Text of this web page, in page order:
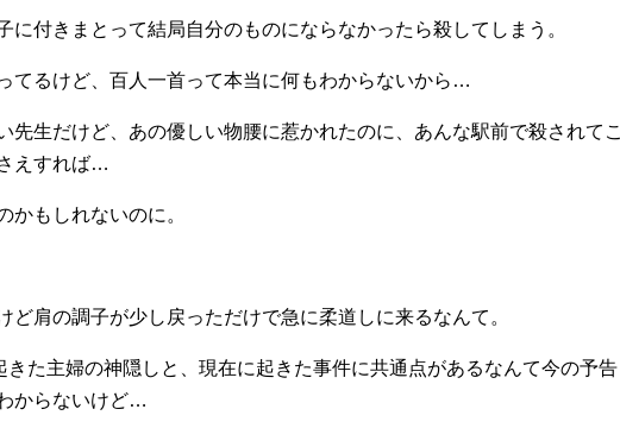
に付きまとって結局自分のものにならなかったら殺してしまう。
てるけど、百人一首って本当に何もわからないから…
先生だけど、あの優しい物腰に惹かれたのに、あんな駅前で殺されてこ
えすれば…
かもしれないのに。
ど肩の調子が少し戻っただけで急に柔道しに来るなんて。
きた主婦の神隠しと、現在に起きた事件に共通点があるなんて今の予告
からないけど…